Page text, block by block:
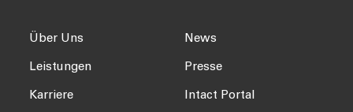
Über Uns
Leistungen
Karriere
News
Presse
Intact Portal